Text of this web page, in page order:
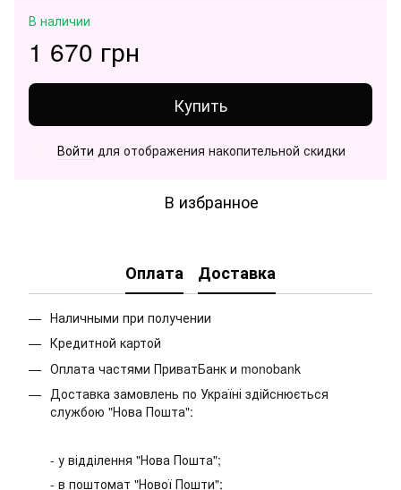
В наличии
1 670 грн
Купить
Войти для отображения накопительной скидки
В избранное
Оплата Доставка
Наличными при получении
Кредитной картой
Оплата частями ПриватБанк и monobank
Доставка замовлень по Україні здійснюється
службою "Нова Пошта":
- у відділення "Нова Пошта";
- в поштомат "Нової Пошти";